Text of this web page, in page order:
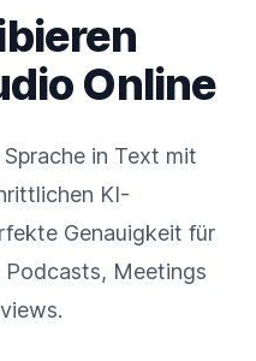
Online
Sprache in Text mit
KI-
Genauigkeit für
Meetings